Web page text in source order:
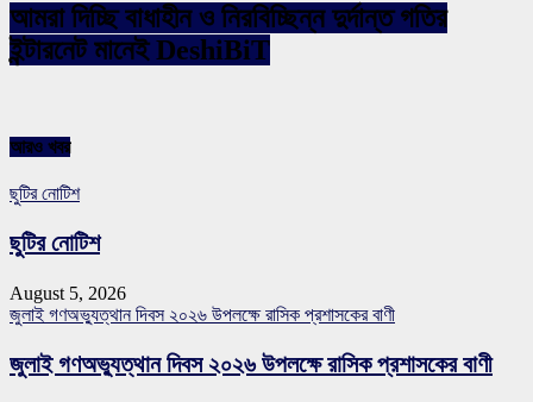
আমরা দিচ্ছি বাধাহীন ও নিরবিচ্ছিন্ন দুর্দান্ত গতির
ইন্টারনেট মানেই DeshiBiT
আরও খবর
ছুটির নোটিশ
ছুটির নোটিশ
August 5, 2026
জুলাই গণঅভ্যুত্থান দিবস ২০২৬ উপলক্ষে রাসিক প্রশাসকের বাণী
জুলাই গণঅভ্যুত্থান দিবস ২০২৬ উপলক্ষে রাসিক প্রশাসকের বাণী